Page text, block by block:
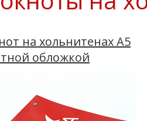
на хольнитенах А5
обложкой